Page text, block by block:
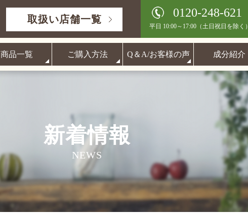
取扱い店舗一覧 0120-248-621
平日 10:00～17:00（土日祝日を除く）
商品一覧 ご購入方法 Q＆A/お客様の声 成分紹介
新着情報
NEWS